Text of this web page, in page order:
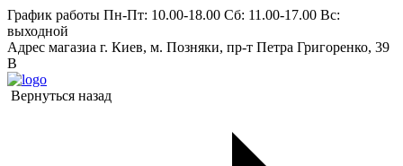
График работы Пн-Пт: 10.00-18.00 Сб: 11.00-17.00 Вс:
выходной
Адрес магазиа г. Киев, м. Позняки, пр-т Петра Григоренко, 39
В
Вернуться назад